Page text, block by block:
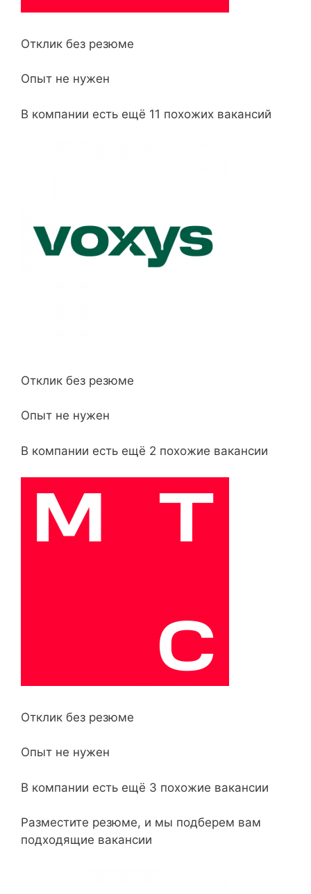
Отклик без резюме
Опыт не нужен
В компании есть ещё 11 похожих вакансий
Отклик без резюме
Опыт не нужен
В компании есть ещё 2 похожие вакансии
Отклик без резюме
Опыт не нужен
В компании есть ещё 3 похожие вакансии
Разместите резюме, и мы подберем вам
подходящие вакансии